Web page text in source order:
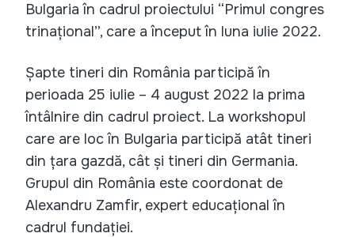
Bulgaria în cadrul proiectului “Primul congres
trinațional”, care a început în luna iulie 2022.
Șapte tineri din România participă în
perioada 25 iulie – 4 august 2022 la prima
întâlnire din cadrul proiect. La workshopul
care are loc în Bulgaria participă atât tineri
din țara gazdă, cât și tineri din Germania.
Grupul din România este coordonat de
Alexandru Zamfir, expert educațional în
cadrul fundației.